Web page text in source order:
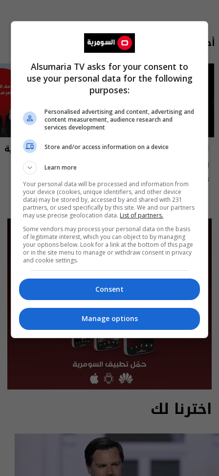
أحدث الحلقات
العراق في دقيقة
العراق في دقيقة 08-08-2026 | 2026
13:00 | 2026-08-08
نشرة أخبار السومرية
نشرة ٧ آب ٢٠٢٦ | 2026
12:45 | 2026-08-07
اخترنا لك
Alsumaria TV asks for your consent to
use your personal data for the following
purposes:
Personalised advertising and content, advertising and
content measurement, audience research and
services development
Store and/or access information on a device
Learn more
Your personal data will be processed and information from
your device (cookies, unique identifiers, and other device
data) may be stored by, accessed by and shared with 231
partners, or used specifically by this site. We and our partners
may use precise geolocation data. List of partners.
Some vendors may process your personal data on the basis
of legitimate interest, which you can object to by managing
your options below. Look for a link at the bottom of this page
or in the site menu to manage or withdraw consent in privacy
and cookie settings.
Consent
Manage options